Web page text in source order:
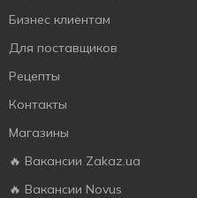
Бизнес клиентам
Для поставщиков
Рецепты
Контакты
Магазины
🔥 Вакансии Zakaz.ua
🔥 Вакансии Novus